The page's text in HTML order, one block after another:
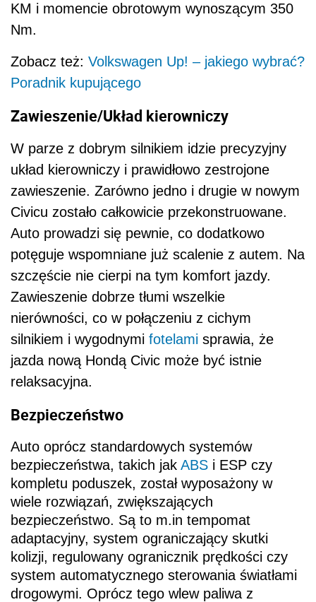
KM i momencie obrotowym wynoszącym 350
Nm.
Zobacz też: Volkswagen Up! – jakiego wybrać?
Poradnik kupującego
Zawieszenie/Układ kierowniczy
W parze z dobrym silnikiem idzie precyzyjny
układ kierowniczy i prawidłowo zestrojone
zawieszenie. Zarówno jedno i drugie w nowym
Civicu zostało całkowicie przekonstruowane.
Auto prowadzi się pewnie, co dodatkowo
potęguje wspomniane już scalenie z autem. Na
szczęście nie cierpi na tym komfort jazdy.
Zawieszenie dobrze tłumi wszelkie
nierówności, co w połączeniu z cichym
silnikiem i wygodnymi fotelami sprawia, że
jazda nową Hondą Civic może być istnie
relaksacyjna.
Bezpieczeństwo
Auto oprócz standardowych systemów
bezpieczeństwa, takich jak ABS i ESP czy
kompletu poduszek, został wyposażony w
wiele rozwiązań, zwiększających
bezpieczeństwo. Są to m.in tempomat
adaptacyjny, system ograniczający skutki
kolizji, regulowany ogranicznik prędkości czy
system automatycznego sterowania światłami
drogowymi. Oprócz tego wlew paliwa z